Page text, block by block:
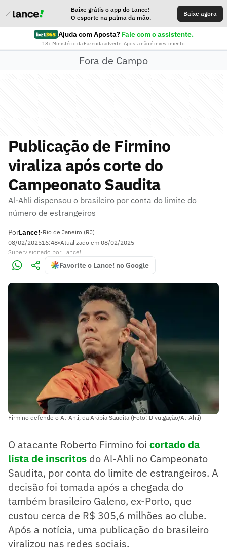
Baixe grátis o app do Lance!
O esporte na palma da mão.
Baixe agora
Ajuda com Aposta? Fale com o assistente.
18+ Ministério da Fazenda adverte: Aposta não é investimento
Fora de Campo
Publicação de Firmino
viraliza após corte do
Campeonato Saudita
Al-Ahli dispensou o brasileiro por conta do limite do
número de estrangeiros
PorLance!•Rio de Janeiro (RJ)
08/02/202516:48•Atualizado em 08/02/2025
Supervisionado por Lance!
Favorite o Lance! no Google
Firmino defende o Al-Ahli, da Arábia Saudita (Foto: Divulgação/Al-Ahli)
O atacante Roberto Firmino foi cortado da
lista de inscritos do Al-Ahli no Campeonato
Saudita, por conta do limite de estrangeiros. A
decisão foi tomada após a chegada do
também brasileiro Galeno, ex-Porto, que
custou cerca de R$ 305,6 milhões ao clube.
Após a notícia, uma publicação do brasileiro
viralizou nas redes sociais.